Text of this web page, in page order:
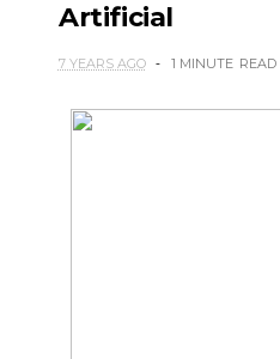
Artificial
7 YEARS AGO 1 MINUTE READ